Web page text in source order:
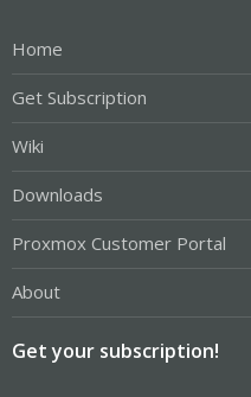
Home
Get Subscription
Wiki
Downloads
Proxmox Customer Portal
About
Get your subscription!